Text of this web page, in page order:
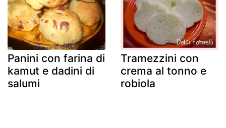
Panini con farina di
kamut e dadini di
salumi
Tramezzini con
crema al tonno e
robiola